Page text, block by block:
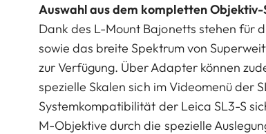
Auswahl aus dem kompletten
Dank des L-Mount Bajonetts stehen für
sowie das breite Spektrum von
zur Verfügung. Über Adapter können
spezielle Skalen sich im Videomenü der
Systemkompatibilität der Leica SL3-S
M-Objektive durch die spezielle